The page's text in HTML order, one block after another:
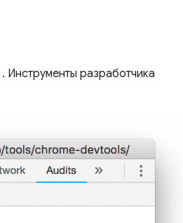
. Инструменты разработчика